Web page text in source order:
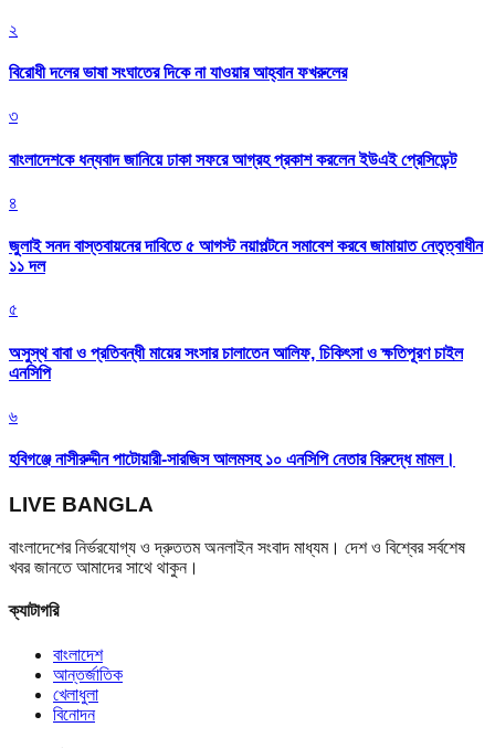
২
বিরোধী দলের ভাষা সংঘাতের দিকে না যাওয়ার আহ্বান ফখরুলের
৩
বাংলাদেশকে ধন্যবাদ জানিয়ে ঢাকা সফরে আগ্রহ প্রকাশ করলেন ইউএই প্রেসিডেন্ট
৪
জুলাই সনদ বাস্তবায়নের দাবিতে ৫ আগস্ট নয়াপল্টনে সমাবেশ করবে জামায়াত নেতৃত্বাধীন
১১ দল
৫
অসুস্থ বাবা ও প্রতিবন্ধী মায়ের সংসার চালাতেন আলিফ, চিকিৎসা ও ক্ষতিপূরণ চাইল
এনসিপি
৬
হবিগঞ্জে নাসীরুদ্দীন পাটোয়ারী-সারজিস আলমসহ ১০ এনসিপি নেতার বিরুদ্ধে মামল।
LIVE BANGLA
বাংলাদেশের নির্ভরযোগ্য ও দ্রুততম অনলাইন সংবাদ মাধ্যম। দেশ ও বিশ্বের সর্বশেষ
খবর জানতে আমাদের সাথে থাকুন।
ক্যাটাগরি
বাংলাদেশ
আন্তর্জাতিক
খেলাধুলা
বিনোদন